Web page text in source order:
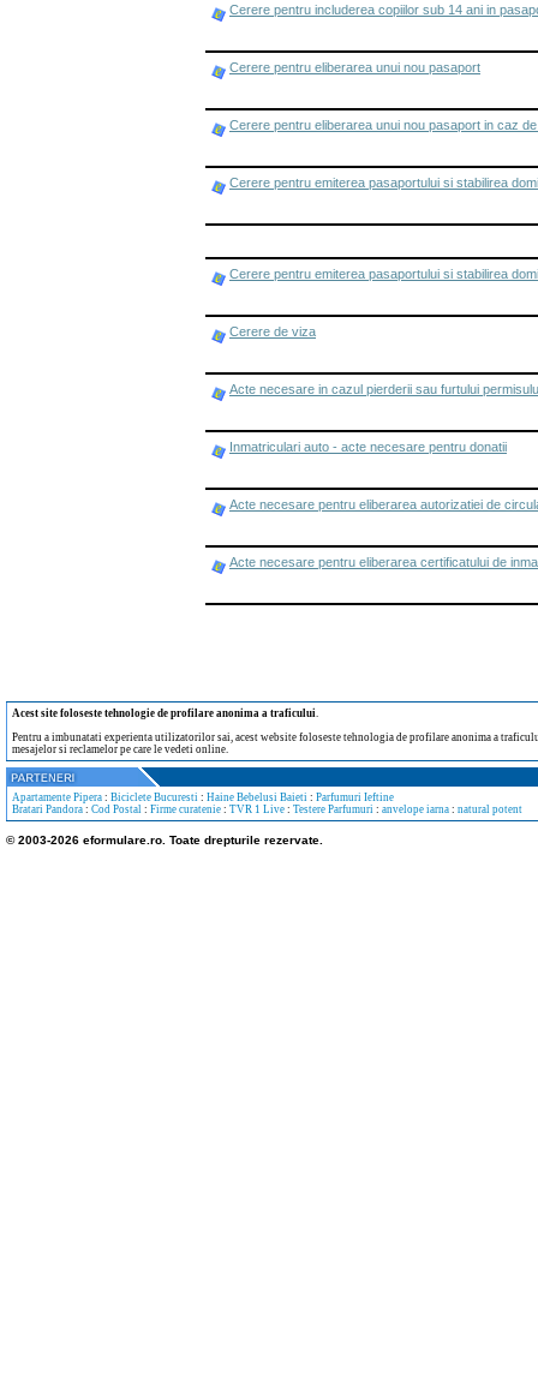
Cerere pentru includerea copiilor sub 14 ani in
Cerere pentru eliberarea unui nou pasaport
Cerere pentru eliberarea unui nou pasaport in caz
Cerere pentru emiterea pasaportului si stabilirea
Cerere pentru emiterea pasaportului si stabilirea
Cerere de viza
Acte necesare in cazul pierderii sau furtului
Inmatriculari auto - acte necesare pentru donatii
Acte necesare pentru eliberarea autorizatiei de
Acte necesare pentru eliberarea certificatului de
Acest site foloseste tehnologie de profilare anonima a traficului.
Pentru a imbunatati experienta utilizatorilor sai, acest website foloseste tehnologia de profilare anonima a
mesajelor si reclamelor pe care le vedeti online.
Apartamente Pipera : Biciclete Bucuresti : Haine Bebelusi Baieti : Parfumuri Ieftine
Bratari Pandora : Cod Postal : Firme curatenie : TVR 1 Live : Testere Parfumuri : anvelope iarna : natural potent
© 2003-2026 eformulare.ro. Toate drepturile rezervate.